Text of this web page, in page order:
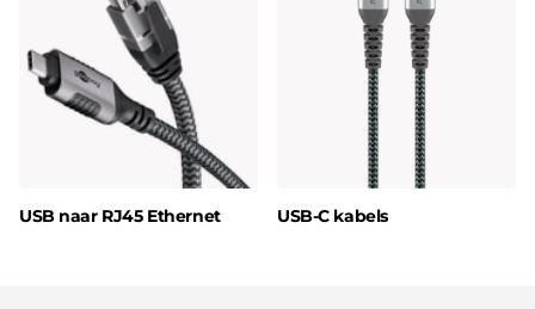
USB naar RJ45 Ethernet USB-C kabels